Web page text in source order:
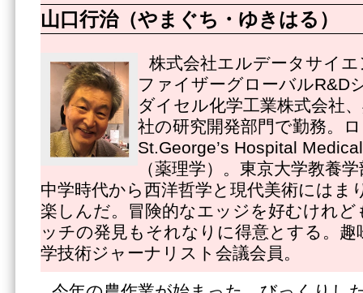
山口行治（やまぐち・ゆきはる）
株式会社エルデータサイ
ファイザーグローバルR&D
ダイセル化学工業株式会社
社の研究開発部門で勤務。
St.George’s Hospital
（薬理学）。東京大学教養
中学時代から西洋哲学と現代美術にはま
楽しんだ。冒険的なエッジを好むけれど
ッチの発見もそれなりに得意とする。趣
学技術ジャーナリスト会議会員。